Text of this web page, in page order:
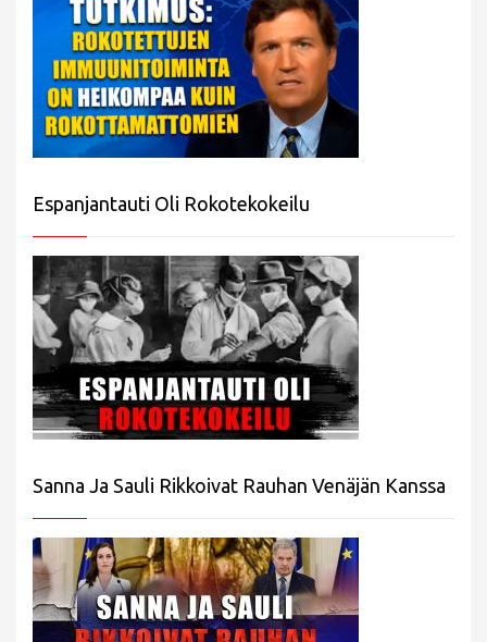
Espanjantauti Oli Rokotekokeilu
Sanna Ja Sauli Rikkoivat Rauhan Venäjän Kanssa